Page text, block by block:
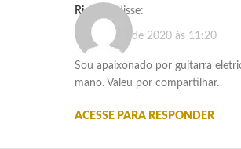
Ricardo
disse:
19 de maio de 2020 às 11:20
Sou apaixonado por guitarra
mano. Valeu por compartilhar.
ACESSE PARA RESPONDER